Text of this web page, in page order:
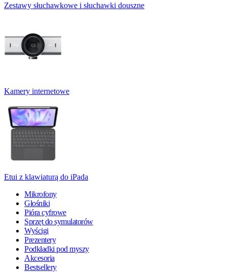
Zestawy słuchawkowe i słuchawki douszne
Kamery internetowe
Etui z klawiaturą do iPada
Mikrofony
Głośniki
Pióra cyfrowe
Sprzęt do symulatorów
Wyścigi
Prezentery
Podkładki pod myszy
Akcesoria
Bestsellery